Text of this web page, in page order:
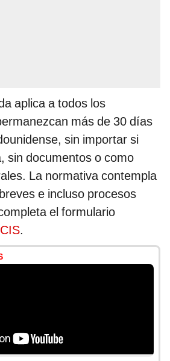
aplica a todos los
más de 30 días
sin importar si
sin documentos o como
La normativa contempla
e incluso procesos
el formulario
.